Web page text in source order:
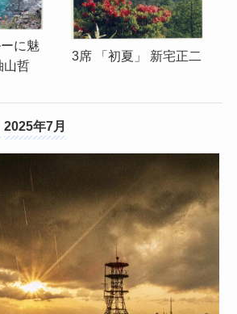
に魅
山哲
3席 「初夏」 新宅正二
2025年7月